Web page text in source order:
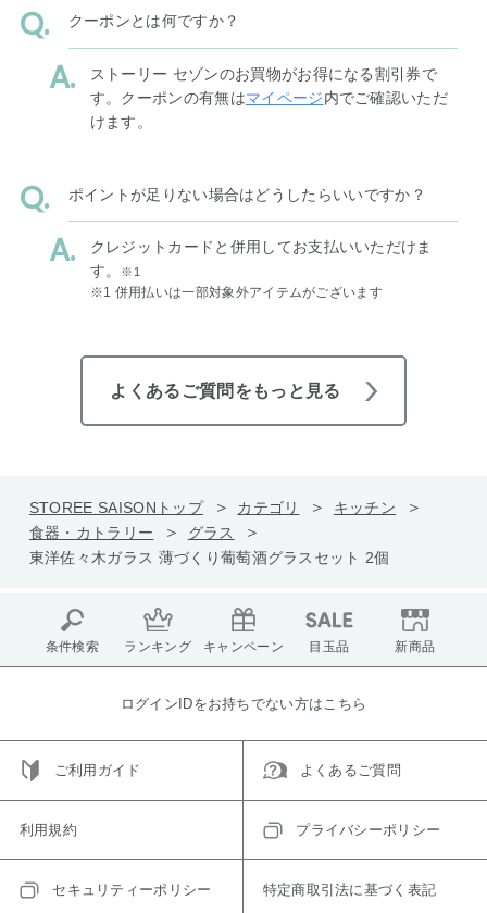
クーポンとは何ですか？
ストーリー セゾンのお買物がお得になる割引券で
す。クーポンの有無はマイページ内でご確認いただ
けます。
ポイントが足りない場合はどうしたらいいですか？
クレジットカードと併用してお支払いいただけま
す。
※1
※1 併用払いは一部対象外アイテムがございます
よくあるご質問をもっと見る
STOREE SAISONトップ カテゴリ
キッチン
食器・カトラリー
グラス
東洋佐々木ガラス 薄づくり葡萄酒グラスセット 2個
条件検索 ランキング キャンペーン 目玉品 新商品
ログインIDをお持ちでない方はこちら
ご利用ガイド よくあるご質問
利用規約 プライバシーポリシー
セキュリティーポリシー 特定商取引法に基づく表記